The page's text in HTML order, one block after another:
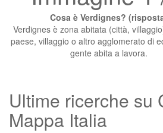
Cosa è Verdignes?
Verdignes è zona abitata (città,
paese, villaggio o altro agglomerato di
gente abita a lavora.
Ultime ricerche su
Mappa Italia